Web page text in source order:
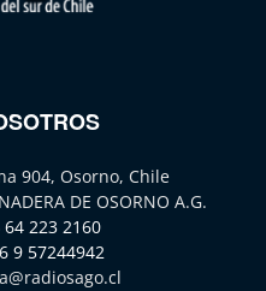
904, Osorno, Chile
DE OSORNO A.G.
64 223 2160
9 57244942